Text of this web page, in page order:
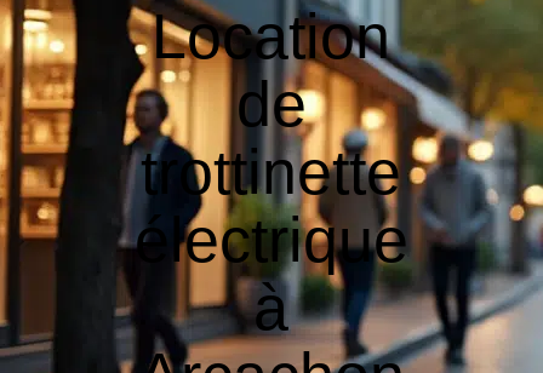
Location
de
trottinette
électrique
à